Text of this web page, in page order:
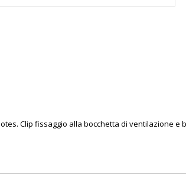
Clip fissaggio alla bocchetta di ventilazione